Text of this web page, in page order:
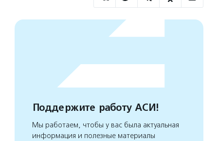
Поддержите работу АСИ!
Мы работаем, чтобы у вас была актуальная
информация и полезные материалы